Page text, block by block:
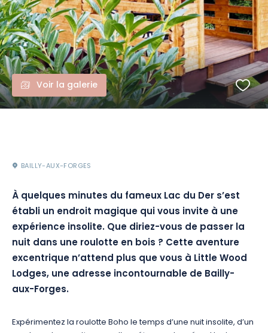
Voir la galerie
BAILLY-AUX-FORGES
À quelques minutes du fameux Lac du Der s’est
établi un endroit magique qui vous invite à une
expérience insolite. Que diriez-vous de passer la
nuit dans une roulotte en bois ? Cette aventure
excentrique n’attend plus que vous à Little Wood
Lodges, une adresse incontournable de Bailly-
aux-Forges.
Expérimentez la roulotte Boho le temps d’une nuit insolite, d’un